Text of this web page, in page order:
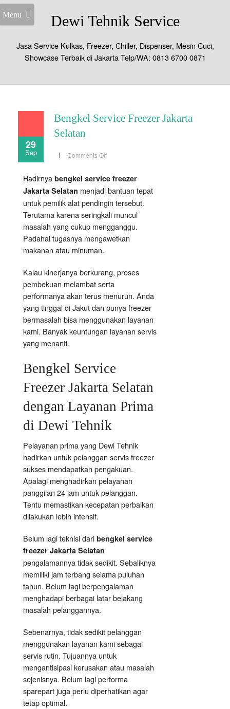
Menu Dewi Tehnik Service
Jasa Service Kulkas, Freezer, Chiller, Dispenser, Mesin Cuci,
Showcase Terbaik di Jakarta Telp/WA: 0813 6700 0871
29
Sep
Bengkel Service Freezer Jakarta
Selatan
Comments Offon
Jakarta
Hadirnya bengkel service freezer
Jakarta Selatan menjadi bantuan tepat
untuk pemilik alat pendingin tersebut.
Terutama karena seringkali muncul
masalah yang cukup mengganggu.
Padahal tugasnya mengawetkan
makanan atau minuman.
Kalau kinerjanya berkurang, proses
pembekuan melambat serta
performanya akan terus menurun. Anda
yang tinggal di Jakut dan punya freezer
bermasalah bisa menggunakan layanan
kami. Banyak keuntungan layanan servis
yang menanti.
Bengkel Service
Freezer Jakarta Selatan
dengan Layanan Prima
di Dewi Tehnik
Pelayanan prima yang Dewi Tehnik
hadirkan untuk pelanggan servis freezer
sukses mendapatkan pengakuan.
Apalagi menghadirkan pelayanan
panggilan 24 jam untuk pelanggan.
Tentu memastikan kecepatan perbaikan
dilakukan lebih intensif.
Belum lagi teknisi dari bengkel service
freezer Jakarta Selatan
pengalamannya tidak sedikit. Sebaliknya
memiliki jam terbang selama puluhan
tahun. Belum lagi berpengalaman
menghadapi berbagai latar belakang
masalah pelanggannya.
Sebenarnya, tidak sedikit pelanggan
menggunakan layanan kami sebagai
servis rutin. Tujuannya untuk
mengantisipasi kerusakan atau masalah
sejenisnya. Belum lagi performa
sparepart juga perlu diperhatikan agar
tetap optimal.